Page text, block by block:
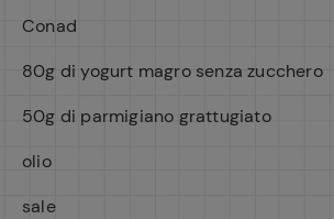
Conad
80g di yogurt magro senza zucchero
50g di parmigiano grattugiato
olio
sale